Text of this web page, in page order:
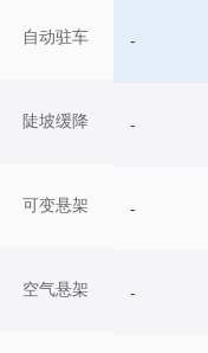
自动驻车
陡坡缓降
可变悬架
空气悬架
-
-
-
-